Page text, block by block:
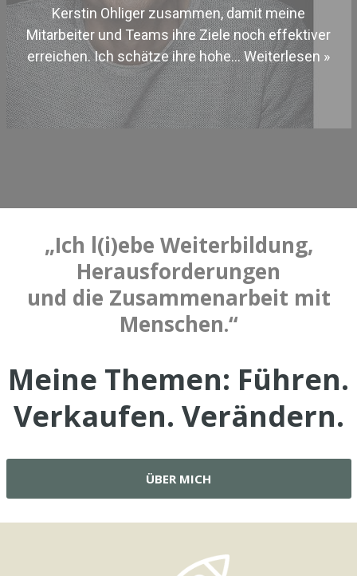
Kerstin Ohliger zusammen, damit meine
Mitarbeiter und Teams ihre Ziele noch effektiver
erreichen. Ich schätze ihre hohe…Weiterlesen »
„Ich l(i)ebe Weiterbildung,
Herausforderungen
und die Zusammenarbeit mit
Menschen.“
Meine Themen: Führen.
Verkaufen. Verändern.
ÜBER MICH